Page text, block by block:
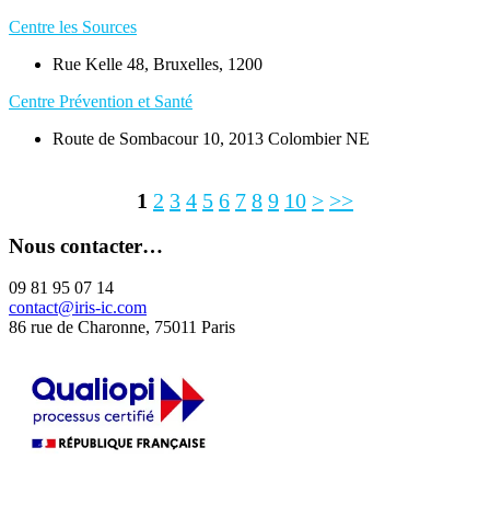
Centre les Sources
Rue Kelle 48, Bruxelles, 1200
Centre Prévention et Santé
Route de Sombacour 10, 2013 Colombier NE
1 2 3 4 5 6 7 8 9 10 > >>
Nous contacter…
09 81 95 07 14
contact@iris-ic.com
86 rue de Charonne, 75011 Paris